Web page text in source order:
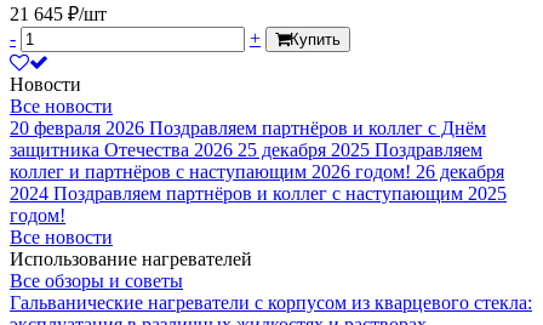
21 645 ₽/шт
-
+ Купить
Новости
Все новости
20 февраля 2026 Поздравляем партнёров и коллег с Днём
защитника Отечества 2026 25 декабря 2025 Поздравляем
коллег и партнёров с наступающим 2026 годом! 26 декабря
2024 Поздравляем партнёров и коллег с наступающим 2025
годом!
Все новости
Использование нагревателей
Все обзоры и советы
Гальванические нагреватели с корпусом из кварцевого стекла: